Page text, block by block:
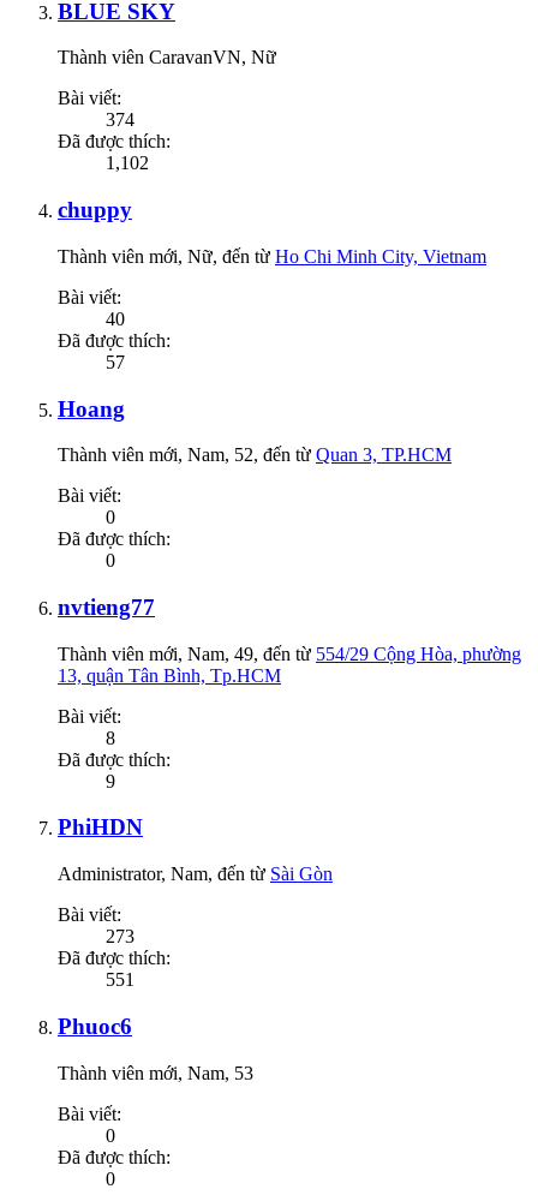
BLUE SKY
Thành viên CaravanVN, Nữ
Bài viết:
374
Đã được thích:
1,102
chuppy
Thành viên mới, Nữ, đến từ Ho Chi Minh City, Vietnam
Bài viết:
40
Đã được thích:
57
Hoang
Thành viên mới, Nam, 52, đến từ Quan 3, TP.HCM
Bài viết:
0
Đã được thích:
0
nvtieng77
Thành viên mới, Nam, 49, đến từ 554/29 Cộng Hòa, phường
13, quận Tân Bình, Tp.HCM
Bài viết:
8
Đã được thích:
9
PhiHDN
Administrator, Nam, đến từ Sài Gòn
Bài viết:
273
Đã được thích:
551
Phuoc6
Thành viên mới, Nam, 53
Bài viết:
0
Đã được thích:
0